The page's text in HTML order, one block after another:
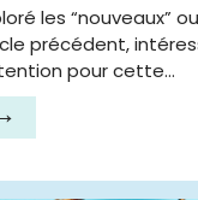
les “nouveaux”
précédent,
pour cette…